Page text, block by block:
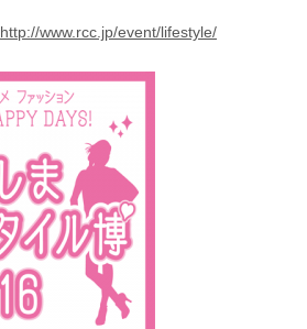
http://www.rcc.jp/event/lifestyle/